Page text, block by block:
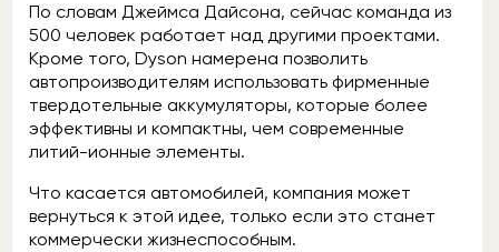
По словам Джеймса Дайсона, сейчас команда из
500 человек работает над другими проектами.
Кроме того, Dyson намерена позволить
автопроизводителям использовать фирменные
твердотельные аккумуляторы, которые более
эффективны и компактны, чем современные
литий-ионные элементы.
Что касается автомобилей, компания может
вернуться к этой идее, только если это станет
коммерчески жизнеспособным.